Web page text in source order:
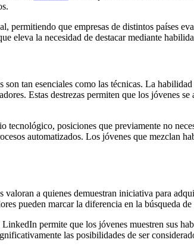
que empresas de distintos países
eleva la necesidad de destacar mediante
tan esenciales como las técnicas. La
Estas destrezas permiten que los jóvenes
posiciones que previamente no
automatizados. Los jóvenes que mezclan
a quienes demuestran iniciativa para
pueden marcar la diferencia en la búsqueda de
permite que los jóvenes muestren sus
las posibilidades de ser